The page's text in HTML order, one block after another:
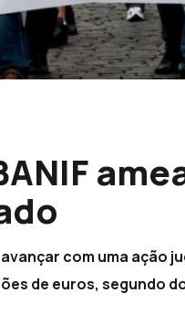
com uma ação
de euros, segundo